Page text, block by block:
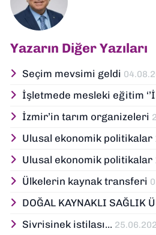
Yazarın Diğer Yazıları
Seçim mevsimi geldi
İşletmede mesleki eğitim
İzmir’in tarım organizeleri
Ulusal ekonomik politikalar
Ulusal ekonomik politikalar
Ülkelerin kaynak transferi
DOĞAL KAYNAKLI SAĞLIK
Sivrisinek istilası...